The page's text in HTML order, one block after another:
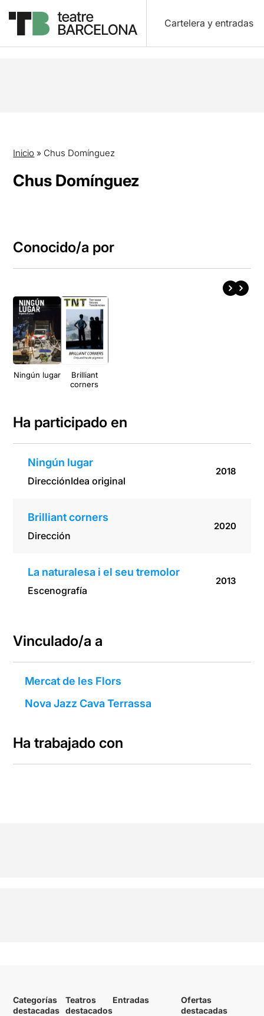
Cartelera y entradas
Inicio » Chus Domínguez
Chus Domínguez
Conocido/a por
Ningún lugar
Brilliant
corners
Ha participado en
Ningún lugar
DirecciónIdea original
2018
Brilliant corners
Dirección
2020
La naturalesa i el seu tremolor
Escenografía
2013
Vinculado/a a
Mercat de les Flors
Nova Jazz Cava Terrassa
Ha trabajado con
Categorías
destacadas
Teatros
destacados
Entradas
Ofertas
destacadas